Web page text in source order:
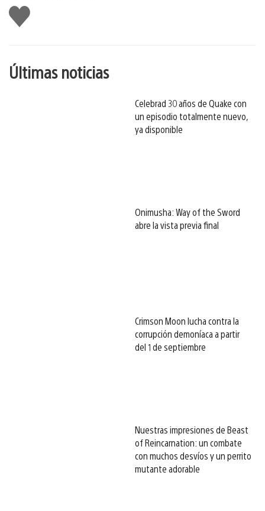
Me
gusta
Últimas noticias
Celebrad 30 años de Quake con
un episodio totalmente nuevo,
ya disponible
Onimusha: Way of the Sword
abre la vista previa final
Crimson Moon lucha contra la
corrupción demoníaca a partir
del 1 de septiembre
Nuestras impresiones de Beast
of Reincarnation: un combate
con muchos desvíos y un perrito
mutante adorable